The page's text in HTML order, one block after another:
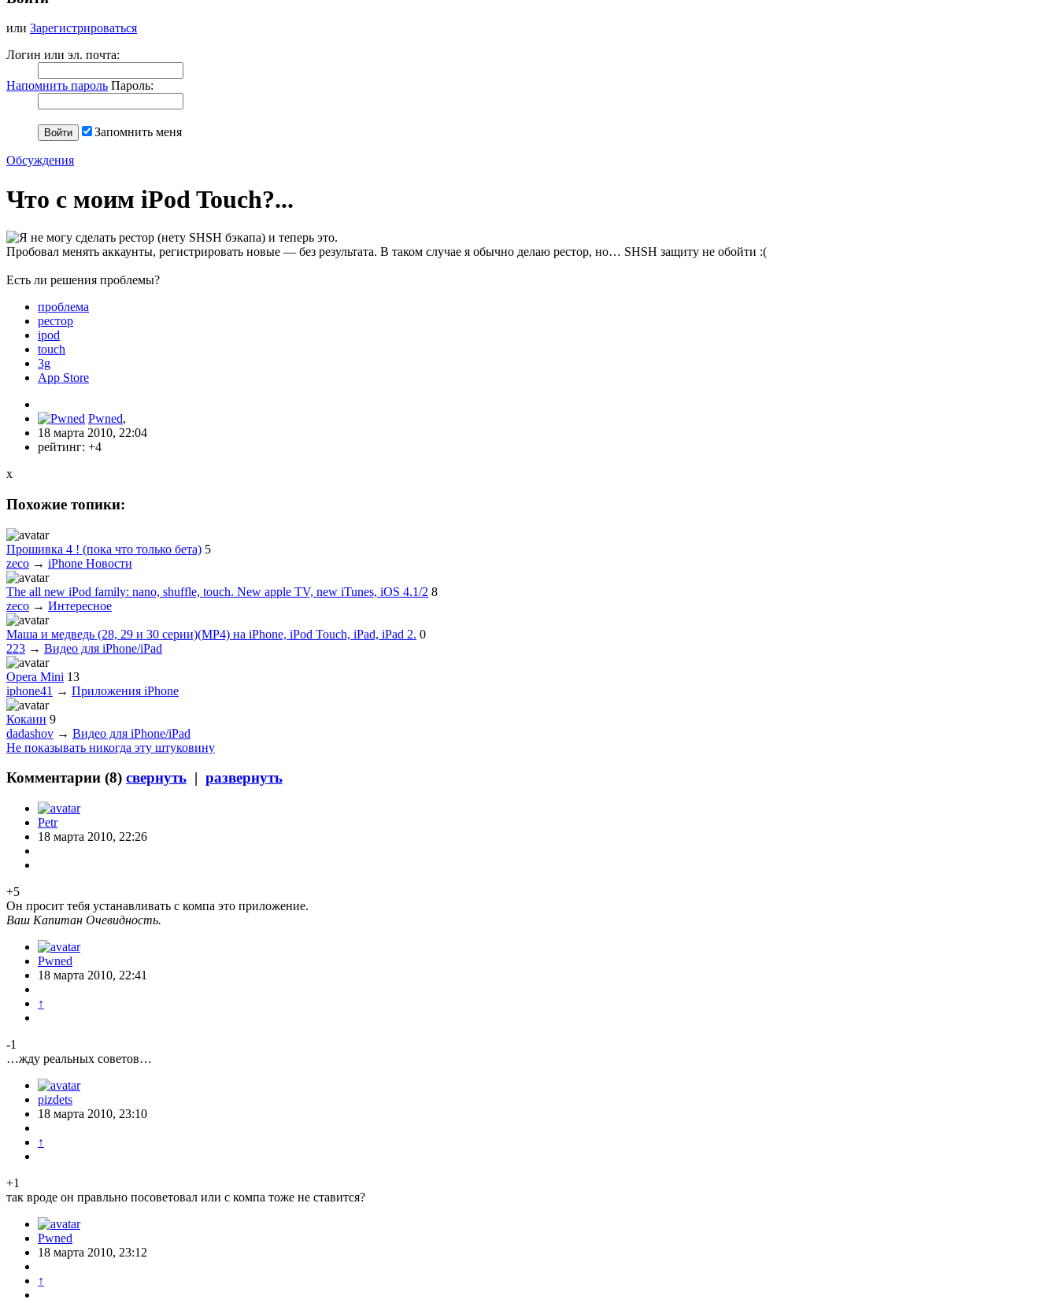
или Зарегистрироваться
Логин или эл. почта:
Напомнить пароль Пароль:
Запомнить меня
Обсуждения
Что с моим iPod Touch?...
Я не могу сделать рестор (нету SHSH бэкапа) и теперь это.
Пробовал менять аккаунты, регистрировать новые — без результата. В таком случае я обычно делаю рестор, но… SHSH защиту не обойти :(
Есть ли решения проблемы?
проблема
рестор
ipod
touch
3g
App Store
Pwned,
18 марта 2010, 22:04
рейтинг: +4
x
Похожие топики:
Прошивка 4 ! (пока что только бета) 5
zeco → iPhone Новости
The all new iPod family: nano, shuffle, touch. New apple TV, new iTunes, iOS 4.1/2 8
zeco → Интересное
Маша и медведь (28, 29 и 30 серии)(МР4) на iPhone, iPod Touch, iPad, iPad 2. 0
223 → Видео для iPhone/iPad
Opera Mini 13
iphone41 → Приложения iPhone
Кокаин 9
dadashov → Видео для iPhone/iPad
Не показывать никогда эту штуковину
Комментарии (8) свернуть | развернуть
Petr
18 марта 2010, 22:26
+5
Он просит тебя устанавливать с компа это приложение.
Ваш Капитан Очевидность.
Pwned
18 марта 2010, 22:41
↑
-1
…жду реальных советов…
pizdets
18 марта 2010, 23:10
↑
+1
так вроде он правльно посоветовал или с компа тоже не ставится?
Pwned
18 марта 2010, 23:12
↑